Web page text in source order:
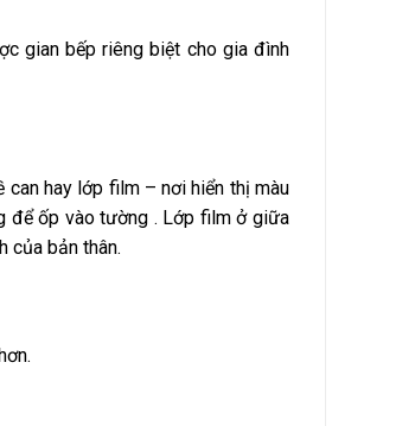
gian bếp riêng biệt cho gia đình
hay lớp film – nơi hiển thị màu
để ốp vào tường . Lớp film ở giữa
của bản thân.